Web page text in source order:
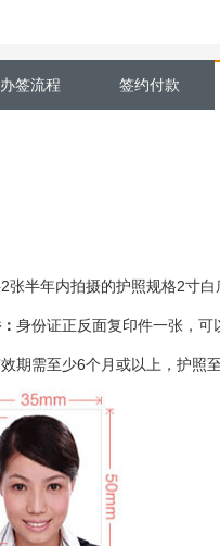
办签流程 签约付款
张半年内拍摄的护照规格2寸
身份证正反面复印件一张，
期需至少6个月或以上，护照